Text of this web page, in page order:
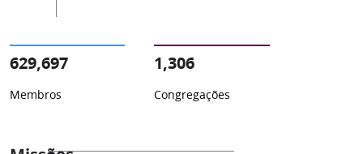
629,697
Membros
1,306
Congregações